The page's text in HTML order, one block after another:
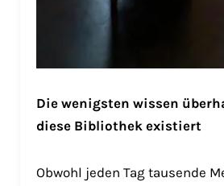
Die wenigsten wissen
diese Bibliothek existiert
Obwohl jeden Tag tausende